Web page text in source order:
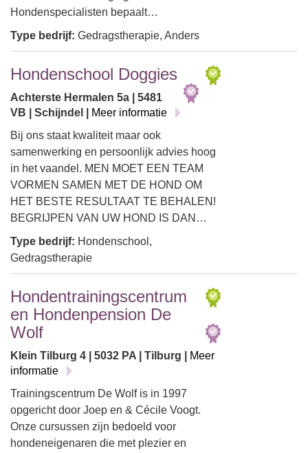
Hondenspecialisten bepaalt…
Type bedrijf: Gedragstherapie, Anders
Hondenschool Doggies
Achterste Hermalen 5a | 5481
VB | Schijndel |
Meer informatie
Bij ons staat kwaliteit maar ook
samenwerking en persoonlijk advies hoog
in het vaandel. MEN MOET EEN TEAM
VORMEN SAMEN MET DE HOND OM
HET BESTE RESULTAAT TE BEHALEN!
BEGRIJPEN VAN UW HOND IS DAN…
Type bedrijf: Hondenschool,
Gedragstherapie
Hondentrainingscentrum
en Hondenpension De
Wolf
Klein Tilburg 4 | 5032 PA | Tilburg |
Meer
informatie
Trainingscentrum De Wolf is in 1997
opgericht door Joep en & Cécile Voogt.
Onze cursussen zijn bedoeld voor
hondeneigenaren die met plezier en